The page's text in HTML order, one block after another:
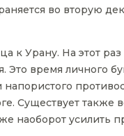
во вторую
к Урану. На этот
Это время личного
Существует также
наоборот усилить